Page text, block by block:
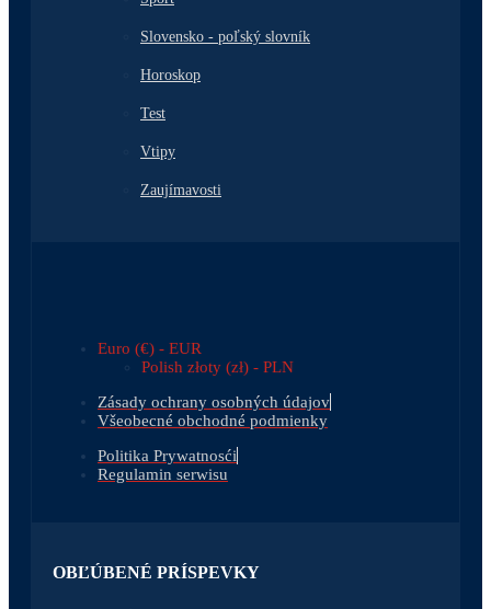
Slovensko - poľský slovník
Horoskop
Test
Vtipy
Zaujímavosti
Euro (€) - EUR
Polish złoty (zł) - PLN
Zásady ochrany osobných údajov
Všeobecné obchodné podmienky
Politika Prywatnosći
Regulamin serwisu
OBĽÚBENÉ PRÍSPEVKY